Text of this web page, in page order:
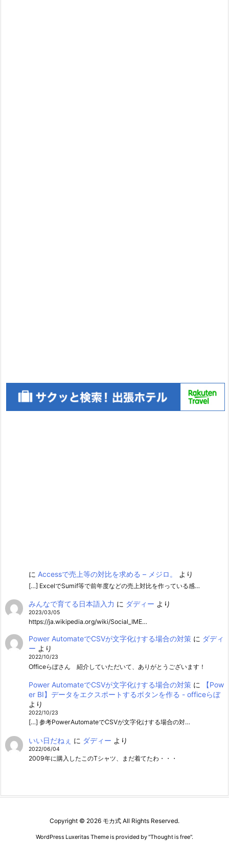
に Accessで売上等の対比を求める – メジロ。 より
[…] ExcelでSumif等で前年度などの売上対比を作っている感…
みんなで育てる日本語入力 に ダディー より
2023/03/05
https://ja.wikipedia.org/wiki/Social_IME…
Power AutomateでCSVが文字化けする場合の対策に ダディ
ー より
2022/10/23
Officeらぼさん 紹介していただいて、ありがとうございます！
Power AutomateでCSVが文字化けする場合の対策に
【Pow
er BI】データをエクスポートするボタンを作る - officeらぼ
より
2022/10/23
[…] 参考PowerAutomateでCSVが文字化けする場合の対…
いい日だねぇ に ダディー より
2022/06/04
2009年に購入したこのTシャツ、まだ着てたわ・・・
Copyright © 2026 モカ式 All Rights Reserved.
WordPress Luxeritas Theme is provided by "Thought is free".